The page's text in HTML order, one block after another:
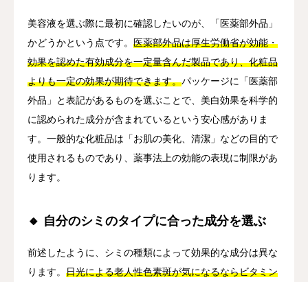
美容液を選ぶ際に最初に確認したいのが、「医薬部外品」
かどうかという点です。 医薬部外品は厚生労働省が効能・
効果を認めた有効成分を一定量含んだ製品であり、化粧品
よりも一定の効果が期待できます。パッケージに「医薬部
外品」と表記があるものを選ぶことで、美白効果を科学的
に認められた成分が含まれているという安心感がありま
す。一般的な化粧品は「お肌の美化、清潔」などの目的で
使用されるものであり、薬事法上の効能の表現に制限があ
ります。
🔸 自分のシミのタイプに合った成分を選ぶ
前述したように、シミの種類によって効果的な成分は異な
ります。 日光による老人性色素斑が気になるならビタミン